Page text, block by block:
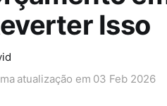
Isso
atualização em 03 Feb 2026